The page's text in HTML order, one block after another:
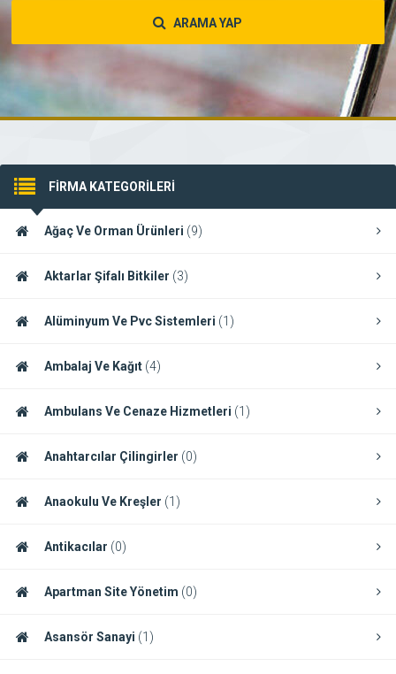
ARAMA YAP
FİRMA KATEGORİLERİ
Ağaç Ve Orman Ürünleri (9)
Aktarlar Şifalı Bitkiler (3)
Alüminyum Ve Pvc Sistemleri (1)
Ambalaj Ve Kağıt (4)
Ambulans Ve Cenaze Hizmetleri (1)
Anahtarcılar Çilingirler (0)
Anaokulu Ve Kreşler (1)
Antikacılar (0)
Apartman Site Yönetim (0)
Asansör Sanayi (1)